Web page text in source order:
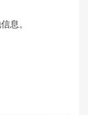
息。